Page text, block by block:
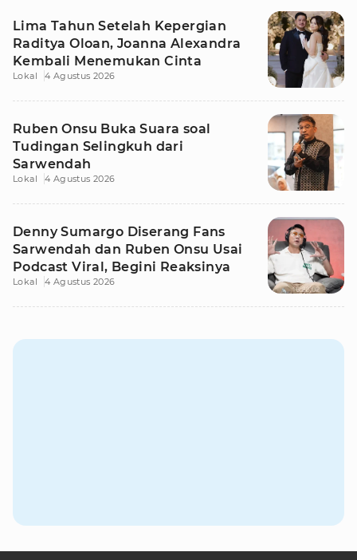
Lima Tahun Setelah Kepergian
Raditya Oloan, Joanna Alexandra
Kembali Menemukan Cinta
Lokal 4 Agustus 2026
Ruben Onsu Buka Suara soal
Tudingan Selingkuh dari
Sarwendah
Lokal 4 Agustus 2026
Denny Sumargo Diserang Fans
Sarwendah dan Ruben Onsu Usai
Podcast Viral, Begini Reaksinya
Lokal 4 Agustus 2026